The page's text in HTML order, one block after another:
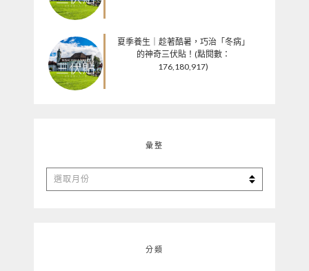
夏季養生｜趁著酷暑，巧治「冬病」
的神奇三伏貼！(點閱數：
176,180,917)
彙整
彙
整
分類